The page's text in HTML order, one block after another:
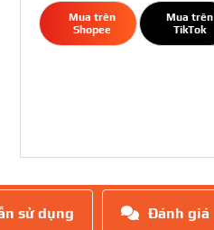
Mua trên
Shopee
Mua trên
TikTok
sử dụng Đánh giá